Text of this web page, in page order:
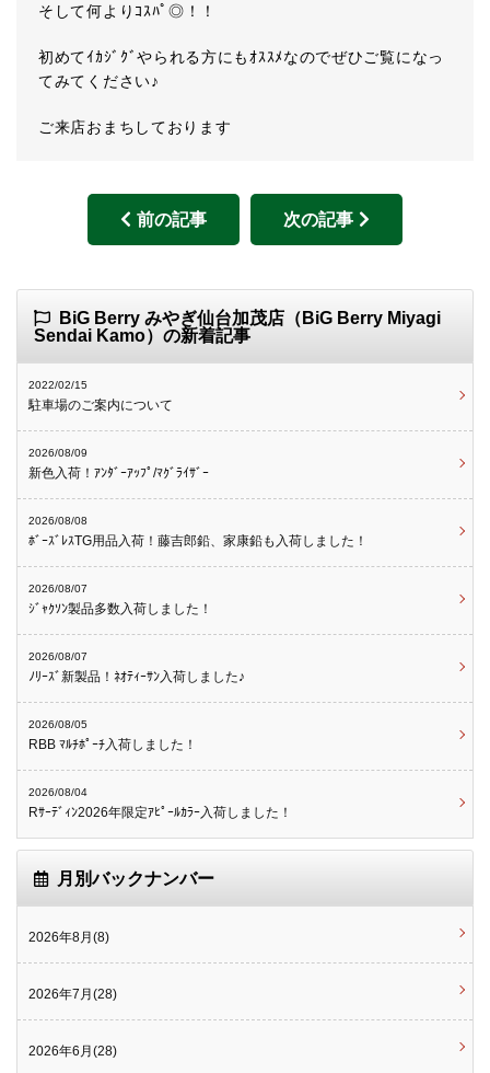
そして何よりｺｽﾊﾟ◎！！
初めてｲｶｼﾞｸﾞやられる方にもｵｽｽﾒなのでぜひご覧になっ
てみてください♪
ご来店おまちしております
前の記事 次の記事
BiG Berry みやぎ仙台加茂店（BiG Berry Miyagi
Sendai Kamo）の新着記事
2022/02/15
駐車場のご案内について
2026/08/09
新色入荷！ｱﾝﾀﾞｰｱｯﾌﾟ/ﾏｸﾞﾗｲｻﾞｰ
2026/08/08
ﾎﾞｰｽﾞﾚｽTG用品入荷！藤吉郎鉛、家康鉛も入荷しました！
2026/08/07
ｼﾞｬｸｿﾝ製品多数入荷しました！
2026/08/07
ﾉﾘｰｽﾞ新製品！ﾈｵﾃｨｰｻﾝ入荷しました♪
2026/08/05
RBB ﾏﾙﾁﾎﾟｰﾁ入荷しました！
2026/08/04
Rｻｰﾃﾞｨﾝ2026年限定ｱﾋﾟｰﾙｶﾗｰ入荷しました！
月別バックナンバー
2026年8月(8)
2026年7月(28)
2026年6月(28)